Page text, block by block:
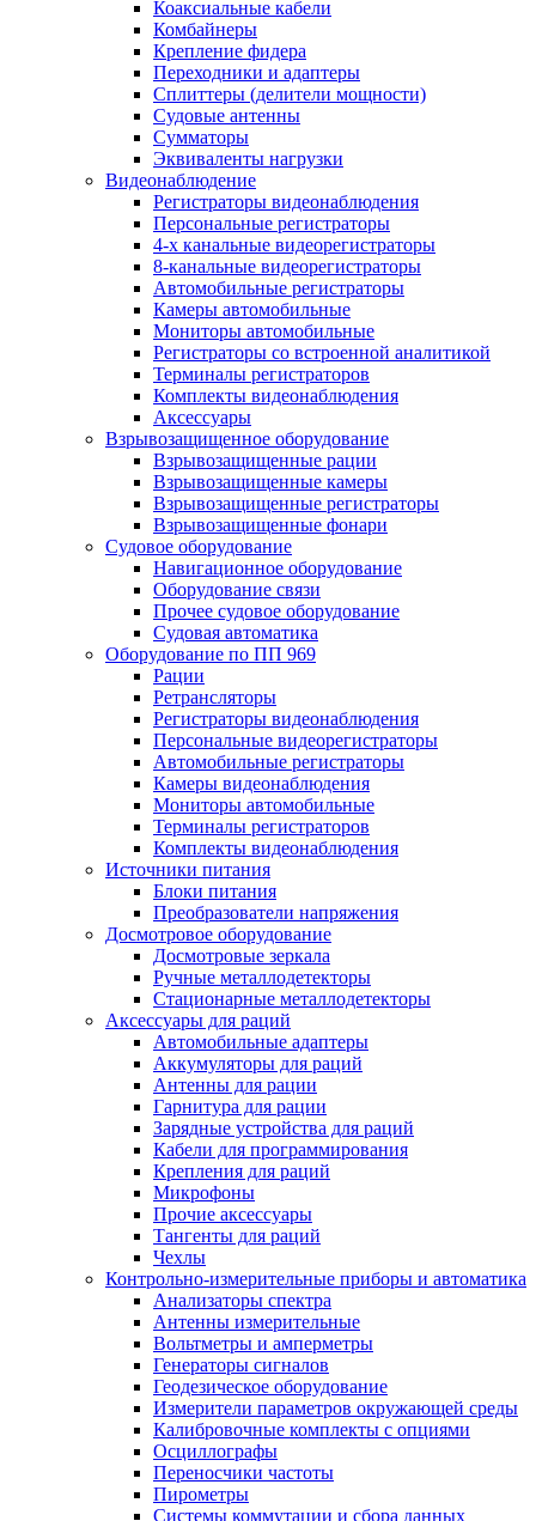
Коаксиальные кабели
Комбайнеры
Крепление фидера
Переходники и адаптеры
Сплиттеры (делители мощности)
Судовые антенны
Сумматоры
Эквиваленты нагрузки
Видеонаблюдение
Регистраторы видеонаблюдения
Персональные регистраторы
4-х канальные видеорегистраторы
8-канальные видеорегистраторы
Автомобильные регистраторы
Камеры автомобильные
Мониторы автомобильные
Регистраторы со встроенной аналитикой
Терминалы регистраторов
Комплекты видеонаблюдения
Аксессуары
Взрывозащищенное оборудование
Взрывозащищенные рации
Взрывозащищенные камеры
Взрывозащищенные регистраторы
Взрывозащищенные фонари
Судовое оборудование
Навигационное оборудование
Оборудование связи
Прочее судовое оборудование
Судовая автоматика
Оборудование по ПП 969
Рации
Ретрансляторы
Регистраторы видеонаблюдения
Персональные видеорегистраторы
Автомобильные регистраторы
Камеры видеонаблюдения
Мониторы автомобильные
Терминалы регистраторов
Комплекты видеонаблюдения
Источники питания
Блоки питания
Преобразователи напряжения
Досмотровое оборудование
Досмотровые зеркала
Ручные металлодетекторы
Стационарные металлодетекторы
Аксессуары для раций
Автомобильные адаптеры
Аккумуляторы для раций
Антенны для рации
Гарнитура для рации
Зарядные устройства для раций
Кабели для программирования
Крепления для раций
Микрофоны
Прочие аксессуары
Тангенты для раций
Чехлы
Контрольно-измерительные приборы и автоматика
Анализаторы спектра
Антенны измерительные
Вольтметры и амперметры
Генераторы сигналов
Геодезическое оборудование
Измерители параметров окружающей среды
Калибровочные комплекты с опциями
Осциллографы
Переносчики частоты
Пирометры
Системы коммутации и сбора данных